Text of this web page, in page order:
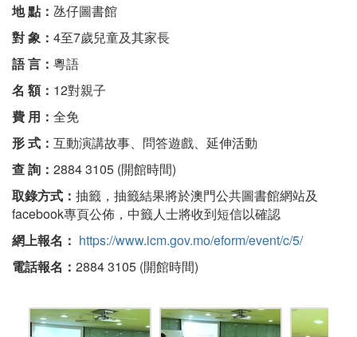
地 點： 氹仔圖書館
對 象： 4至7歲兒童及其家長
語 言： 粵語
名 額： 12對親子
費 用： 全免
形 式： 互動演講故事、問答遊戲、延伸活動
查 詢： 2884 3105 (開館時間)
取錄方式： 抽籤，抽籤結果將於澳門公共圖書館網站及
facebook專頁公佈，中籤人士將收到短信以確認
網上報名： https://www.icm.gov.mo/eform/event/c/5/
電話報名： 2884 3105 (開館時間)